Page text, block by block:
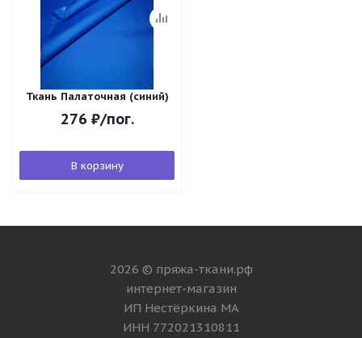
Ткань Палаточная (синий)
276 ₽/пог.
В корзину
2026 © пряжа-ткани.рф
интернет-магазин
ИП Нестёркина МА
ИНН 772021310811